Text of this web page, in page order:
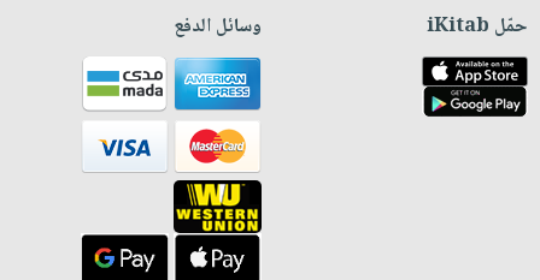
حمّل iKitab وسائل الدفع